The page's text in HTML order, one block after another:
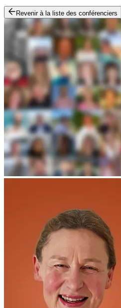
Revenir à la liste des conférenciers